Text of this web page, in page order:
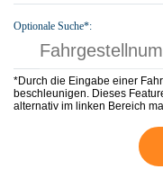
Optionale Suche*:
*Durch die Eingabe einer
beschleunigen. Dieses
alternativ im linken Bereich